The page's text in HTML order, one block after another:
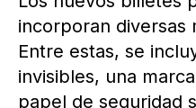
incorporan diversas
Entre estas, se
invisibles, una
papel de seguridad